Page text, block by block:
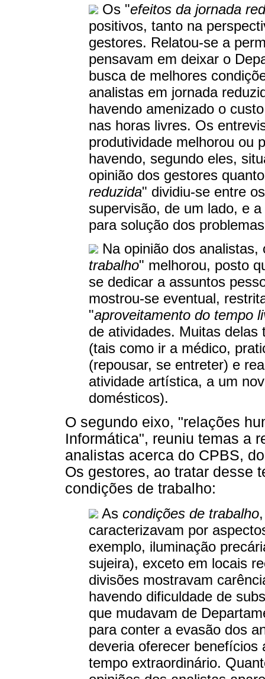
Os "efeitos da jornada
positivos, tanto na
gestores. Relatou-se a
pensavam em deixar o
busca de melhores
analistas em jornada
havendo amenizado o
nas horas livres. Os
produtividade melhorou ou
havendo, segundo eles,
opinião dos gestores
reduzida" dividiu-se entre
supervisão, de um lado, e
para solução dos
Na opinião dos analistas,
trabalho" melhorou, posto
se dedicar a assuntos
mostrou-se eventual,
"aproveitamento do tempo
de atividades. Muitas
(tais como ir a médico,
(repousar, se entreter) e
atividade artística, a um
domésticos).
O segundo eixo, "relações
Informática", reuniu temas a
analistas acerca do CPBS,
Os gestores, ao tratar desse
condições de trabalho:
As condições de trabalho
caracterizavam por
exemplo, iluminação
sujeira), exceto em locais
divisões mostravam
havendo dificuldade de
que mudavam de
para conter a evasão dos
deveria oferecer benefícios
tempo extraordinário.